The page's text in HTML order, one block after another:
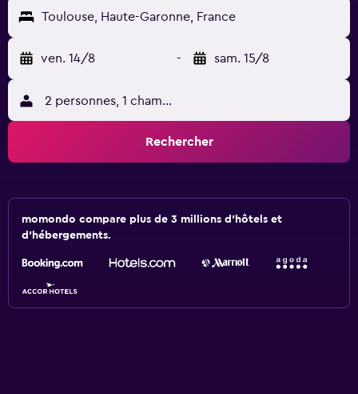
Toulouse, Haute-Garonne, France
ven. 14/8 - sam. 15/8
2 personnes, 1 chambre
Rechercher
momondo compare plus de 3 millions d'hôtels et
d'hébergements.